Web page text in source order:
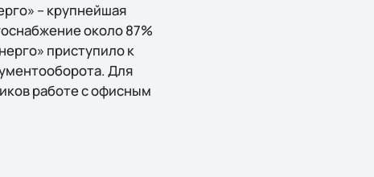
– крупнейшая
около 87%
приступило к
Для
работе с офисным